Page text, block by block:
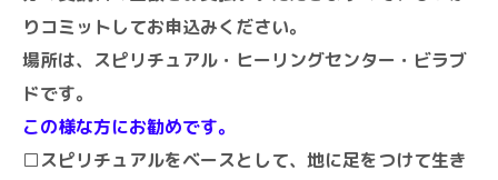
りコミットしてお申込みください。
場所は、スピリチュアル・ヒーリングセンター・ビラブ
ドです。
この様な方にお勧めです。
□スピリチュアルをベースとして、地に足をつけて生き